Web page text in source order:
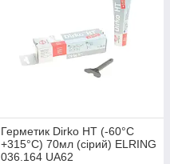
Герметик Dirko HT (-60°C
+315°C) 70мл (сірий) ELRING
036.164 UA62